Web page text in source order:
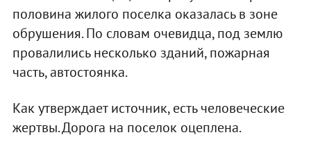
половина жилого поселка оказалась в зоне
обрушения. По словам очевидца, под землю
провалились несколько зданий, пожарная
часть, автостоянка.
Как утверждает источник, есть человеческие
жертвы. Дорога на поселок оцеплена.